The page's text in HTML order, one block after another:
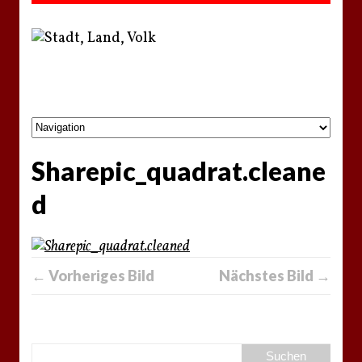
Sharepic_quadrat.cleane
d
← Vorheriges Bild Nächstes Bild →